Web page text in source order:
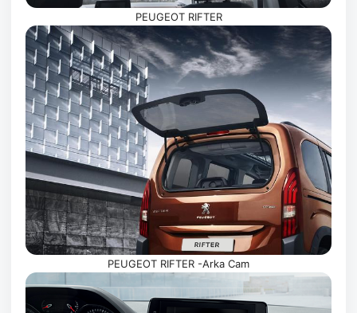
PEUGEOT RIFTER
PEUGEOT RIFTER -Arka Cam